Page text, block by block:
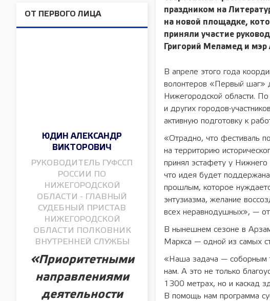
ОТ ПЕРВОГО ЛИЦА
ЮДИН АЛЕКСАНДР
ВИКТОРОВИЧ
РУКОВОДИТЕЛЬ ГУФССП
РОССИИ ПО
НИЖЕГОРОДСКОЙ
ОБЛАСТИ - ГЛАВНЫЙ
СУДЕБНЫЙ ПРИСТАВ
НИЖЕГОРОДСКОЙ
ОБЛАСТИ ПОЛКОВНИК
ВНУТРЕННЕЙ СЛУЖБЫ
«Приоритетными
направлениями
деятельности
праздником на
на новой площадке,
приняли участие
Григорий Меламед и
В апреле этого года
волонтеров «Первый шаг»
Нижегородской области.
и других городов-
активную подготовку к
«Отрадно, что фестиваль
на территорию
принял эстафету у
что идея будет
прошлым, которое
энтузиазма, желание
всех неравнодушных», —
В нынешнем сезоне в
Маркса — одной из самых
«Наша задача — соборным
нам. А это не только
1300 метрах, но и каскад
В помощь нам программа